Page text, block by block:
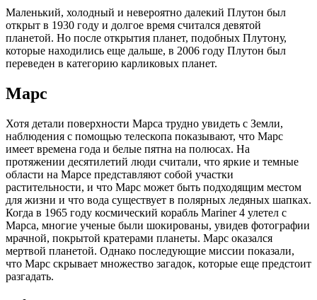
Маленький, холодный и невероятно далекий Плутон был
открыт в 1930 году и долгое время считался девятой
планетой. Но после открытия планет, подобных Плутону,
которые находились еще дальше, в 2006 году Плутон был
переведен в категорию карликовых планет.
Марс
Хотя детали поверхности Марса трудно увидеть с Земли,
наблюдения с помощью телескопа показывают, что Марс
имеет времена года и белые пятна на полюсах. На
протяжении десятилетий люди считали, что яркие и темные
области на Марсе представляют собой участки
растительности, и что Марс может быть подходящим местом
для жизни и что вода существует в полярных ледяных шапках.
Когда в 1965 году космический корабль Mariner 4 улетел с
Марса, многие ученые были шокированы, увидев фотографии
мрачной, покрытой кратерами планеты. Марс оказался
мертвой планетой. Однако последующие миссии показали,
что Марс скрывает множество загадок, которые еще предстоит
разгадать.